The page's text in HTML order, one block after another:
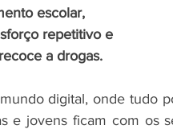
escolar,
repetitivo e
a drogas.
digital, onde tudo
e jovens ficam com os